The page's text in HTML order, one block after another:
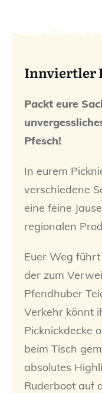
Innviertler
Packt eure
Pfesch!
In eurem
verschiedene
eine feine
regionalen
Euer Weg
der zum
Pfendhuber
Verkehr könnt
Picknickdecke
beim Tisch
absolutes
Ruderboot auf